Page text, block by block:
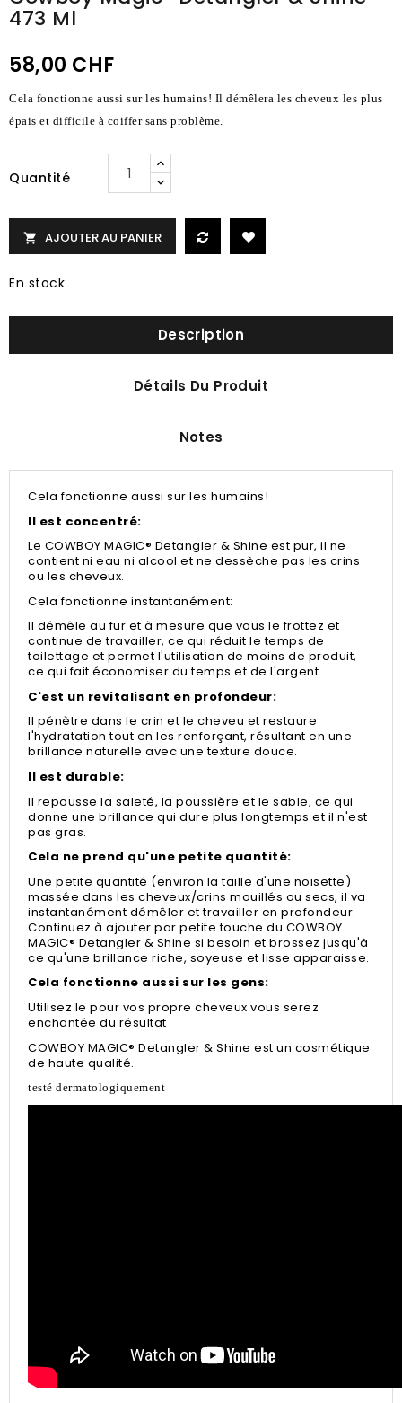
473 Ml
58,00 CHF
Cela fonctionne aussi sur les humains! Il démêlera les cheveux les plus
épais et difficile à coiffer sans problème.
Quantité
 AJOUTER AU PANIER
En stock
Description
Détails Du Produit
Notes
Cela fonctionne aussi sur les humains!
Il est concentré:
Le COWBOY MAGIC® Detangler & Shine est pur, il ne
contient ni eau ni alcool et ne dessèche pas les crins
ou les cheveux.
Cela fonctionne instantanément:
Il démêle au fur et à mesure que vous le frottez et
continue de travailler, ce qui réduit le temps de
toilettage et permet l'utilisation de moins de produit,
ce qui fait économiser du temps et de l'argent.
C'est un revitalisant en profondeur:
Il pénètre dans le crin et le cheveu et restaure
l'hydratation tout en les renforçant, résultant en une
brillance naturelle avec une texture douce.
Il est durable:
Il repousse la saleté, la poussière et le sable, ce qui
donne une brillance qui dure plus longtemps et il n'est
pas gras.
Cela ne prend qu'une petite quantité:
Une petite quantité (environ la taille d'une noisette)
massée dans les cheveux/crins mouillés ou secs, il va
instantanément démêler et travailler en profondeur.
Continuez à ajouter par petite touche du COWBOY
MAGIC® Detangler & Shine si besoin et brossez jusqu'à
ce qu'une brillance riche, soyeuse et lisse apparaisse.
Cela fonctionne aussi sur les gens:
Utilisez le pour vos propre cheveux vous serez
enchantée du résultat
COWBOY MAGIC® Detangler & Shine est un cosmétique
de haute qualité.
testé dermatologiquement